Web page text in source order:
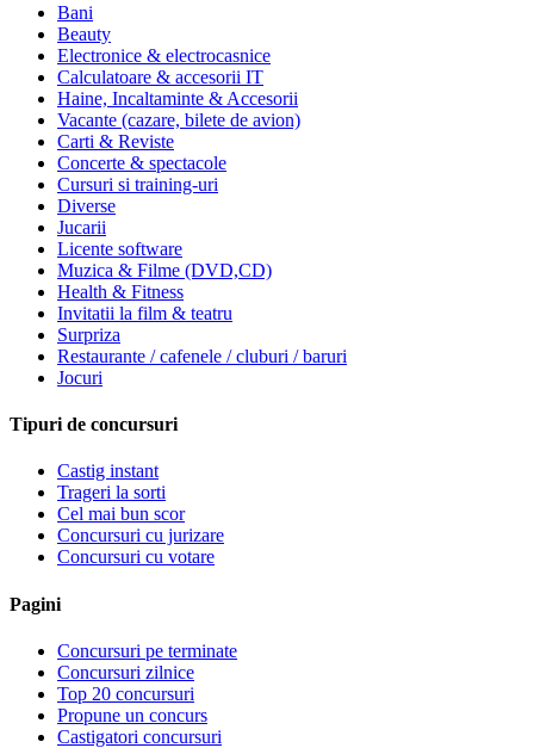
Bani
Beauty
Electronice & electrocasnice
Calculatoare & accesorii IT
Haine, Incaltaminte & Accesorii
Vacante (cazare, bilete de avion)
Carti & Reviste
Concerte & spectacole
Cursuri si training-uri
Diverse
Jucarii
Licente software
Muzica & Filme (DVD,CD)
Health & Fitness
Invitatii la film & teatru
Surpriza
Restaurante / cafenele / cluburi / baruri
Jocuri
Tipuri de concursuri
Castig instant
Trageri la sorti
Cel mai bun scor
Concursuri cu jurizare
Concursuri cu votare
Pagini
Concursuri pe terminate
Concursuri zilnice
Top 20 concursuri
Propune un concurs
Castigatori concursuri